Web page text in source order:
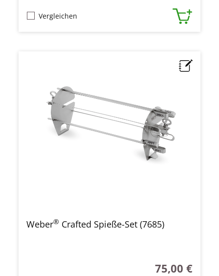
Vergleichen
Weber® Crafted Spieße-Set (7685)
Regulärer Preis:
75,00 €